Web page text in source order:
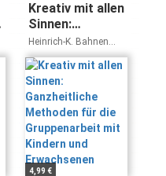
Kreativ mit allen
Sinnen:
Ganzheitliche
Methoden für
die
Gruppenarbeit
mit Kindern und
Erwachsenen
Heinrich-K. Bahnen
Hedwig Geilen
4,99 €